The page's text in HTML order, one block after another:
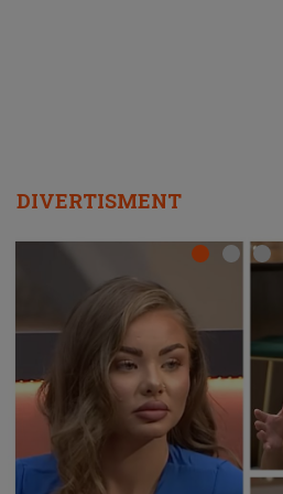
HOROSCOP 7 august 2026.
perioadă marcată de
din toate părțile, iar o veste
peste cap